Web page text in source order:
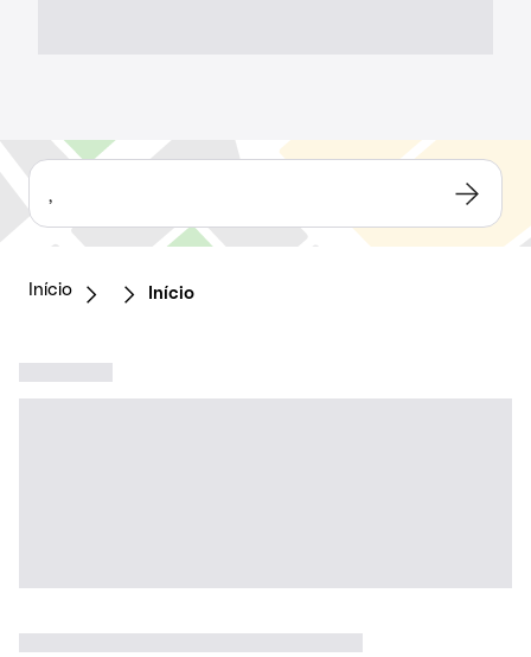
,
Início Início